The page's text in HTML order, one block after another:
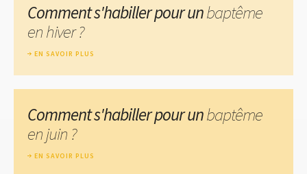
Comment s'habiller pour unbaptême
en hiver ?
EN SAVOIR PLUS
Comment s'habiller pour unbaptême
en juin ?
EN SAVOIR PLUS